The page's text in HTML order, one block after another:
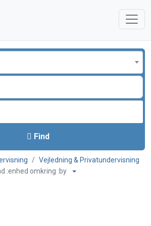
Find
Vejledning & Privatundervisning
:enhed omkring :by